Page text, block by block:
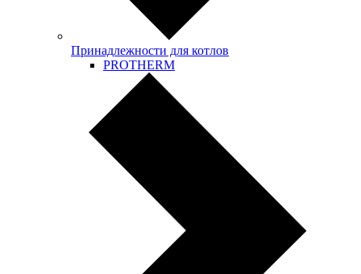
Принадлежности для котлов
PROTHERM